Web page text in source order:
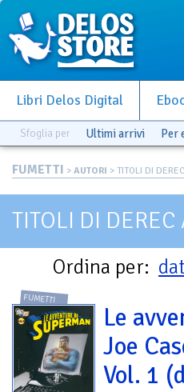
Libri Delos Digital
Sfoglia per Ultimi arrivi Per
FUMETTI > AUTORI > TITOLI DI
TITOLI DI DEREC
Ordina per:
FUMETTI
Le
Joe
Vol. 1